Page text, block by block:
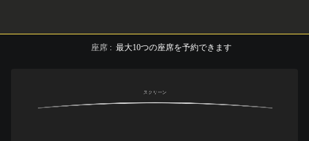
座席 : 最大10つの座席を予約できます
スクリーン